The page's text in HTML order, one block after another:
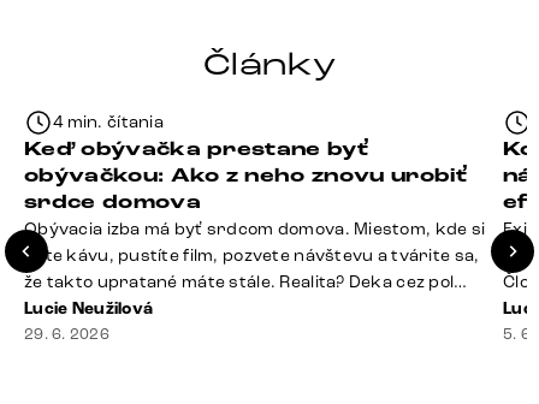
Články
4 min. čítania
Keď obývačka prestane byť
obývačkou: Ako z neho znovu urobiť
srdce domova
Obývacia izba má byť srdcom domova. Miestom, kde si
dáte kávu, pustíte film, pozvete návštevu a tvárite sa,
že takto upratané máte stále. Realita? Deka cez pol
sedačky, ovládač záhadne zmizol, konferenčný stolík
slúži ako odkladisko všetkého od účteniek po balzam
Lucie Neužilová
29. 6. 2026
si
5.